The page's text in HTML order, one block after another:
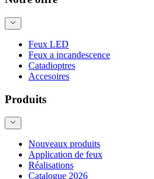
Feux LED
Feux a incandescence
Catadioptres
Accesoires
Produits
Nouveaux produits
Application de feux
Réalisations
Catalogue 2026